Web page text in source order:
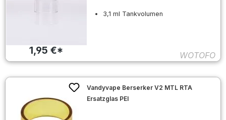
1,95 €*
3,1 ml Tankvolumen
WOTOFO
Vandyvape Berserker V2 MTL RTA
Ersatzglas PEI